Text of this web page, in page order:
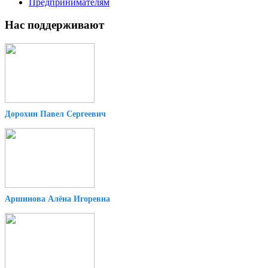
Нас поддерживают
Дорохин Павел Сергеевич
Аршинова Алёна Игоревна